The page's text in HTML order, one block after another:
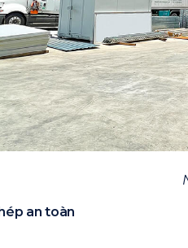
an toàn